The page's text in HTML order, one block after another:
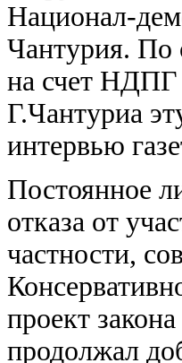
Национал-
Чантурия. По
на счет
Г.Чантуриа
интервью
Постоянное
отказа от
частности,
проект
продолжал